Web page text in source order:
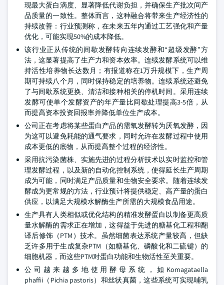
现最大蛋白滴度、显著降低代谢负担，并确保生产批次间产
品质量的一致性。整体而言，这种融合将带来生产经济性的
持续改善：行业预测称，在未来五年内通过工艺强化和产量
优化，可能实现50%的成本降低。
该行业正从传统的间歇发酵转向连续发酵和“超级发酵”方
法，这显著提高了生产力和资本效率。连续发酵系统可以维
持活性培养物长达数月；有报道称在1万升规模下，生产周
期可持续八个月，同时保持稳定的培养物。连续系统还避免
了与间歇系统更换、清洁和接种相关的停机时间。采用连续
发酵可使单个发酵资产的年产量比间歇处理提高3-5倍，从
而提高资本投资回报率并降低单位生产成本。
公司正在考虑将某些蛋白产品的需氧发酵转为厌氧发酵，因
为这可以避免耗能的通气要求，同时允许在发酵过程中使用
成本更低的底物，从而提高整个过程的经济性。
采用抗污染菌株、实施先进的过程分析技术以实时监控和管
理发酵过程，以及新的自动化控制系统，使得延长生产周期
成为可能，同时满足产品质量和生物安全要求。随着连续发
酵成为更常规的方法，行业预计将提供稳定、高产量的蛋白
供应，以满足大规模水解酶生产所需的大规模食品用途。
生产具有人类相似或优化结构的精准发酵蛋白以制备更高质
量水解酶的需求正在增加，这得益于先进的糖基化工程和翻
译后修饰（PTM）技术。虽然细菌表达系统产量较高，但缺
乏许多用于生成复杂PTM（如糖基化、磷酸化和二硫键）的
细胞机器，而这些PTM对蛋白功能和生物活性至关重要。
公司越来越多地使用酵母系统，如Komagataella
phaffii（Pichia pastoris）和丝状真菌，这些系统可实现哺乳